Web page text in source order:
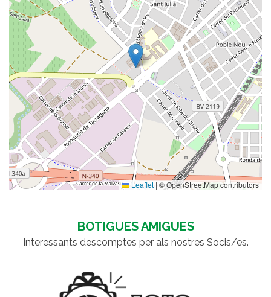
Leaflet|© OpenStreetMap contributors
BOTIGUES AMIGUES
Interessants descomptes per als nostres Socis/es.